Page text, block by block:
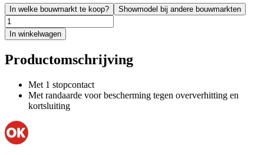
In welke bouwmarkt te koop? Showmodel bij andere bouwmarkten
In winkelwagen
Productomschrijving
Met 1 stopcontact
Met randaarde voor bescherming tegen oververhitting en
kortsluiting